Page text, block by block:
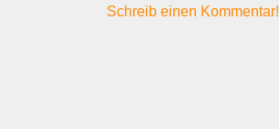
Schreib einen Kommentar!